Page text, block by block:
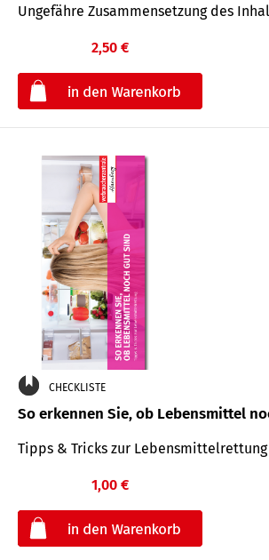
Ungefähre Zusammensetzung des
2,50 €
CHECKLISTE
So erkennen Sie, ob Lebensmittel
Tipps & Tricks zur Lebensmittelrettung
1,00 €